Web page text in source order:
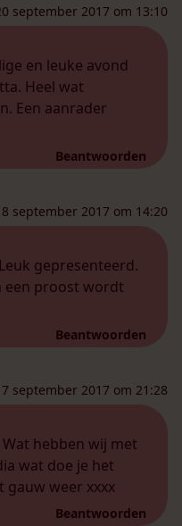
september 2017 om 13:10
en leuke avond
Heel wat
Een aanrader
Beantwoorden
september 2017 om 14:20
gepresenteerd.
een proost wordt
Beantwoorden
september 2017 om 21:28
hebben wij met
wat doe je het
gauw weer xxxx
Beantwoorden